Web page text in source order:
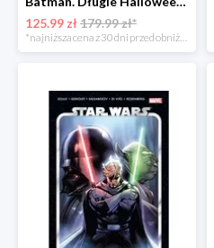
125.99 zł179.99 zł*
*najniższa cena z 30 dni przed obniżką